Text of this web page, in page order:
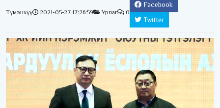
Түмэнхүү 2021-05-27 17:26:59 Урлаг 0
Facebook
Twitter